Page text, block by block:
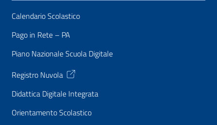
Calendario Scolastico
Pago in Rete – PA
Piano Nazionale Scuola Digitale
Registro Nuvola
Didattica Digitale Integrata
Orientamento Scolastico